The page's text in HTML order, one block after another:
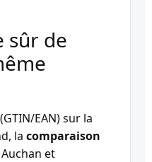
sûr de
(GTIN/EAN) sur la
la comparaison
et